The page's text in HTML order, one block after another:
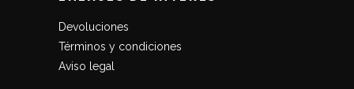
Devoluciones
Términos y condiciones
Aviso legal